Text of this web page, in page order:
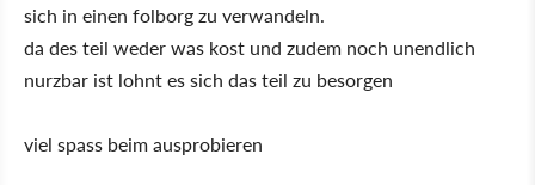
sich in einen folborg zu verwandeln.
da des teil weder was kost und zudem noch unendlich
nurzbar ist lohnt es sich das teil zu besorgen
viel spass beim ausprobieren